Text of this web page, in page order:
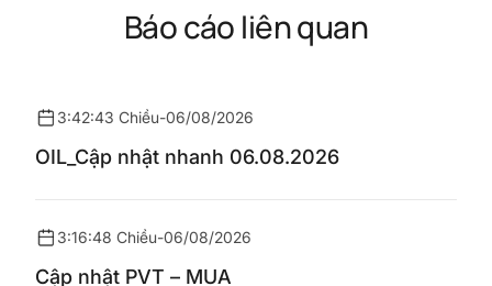
Báo cáo liên quan
3:42:43 Chiều-06/08/2026
OIL_Cập nhật nhanh 06.08.2026
3:16:48 Chiều-06/08/2026
Cập nhật PVT – MUA